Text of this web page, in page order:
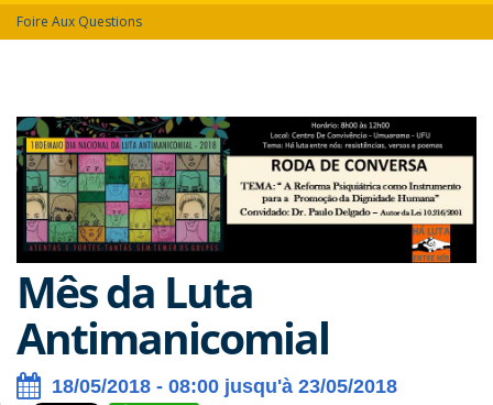
Foire Aux Questions
Mês da Luta
Antimanicomial
18/05/2018 - 08:00 jusqu'à 23/05/2018